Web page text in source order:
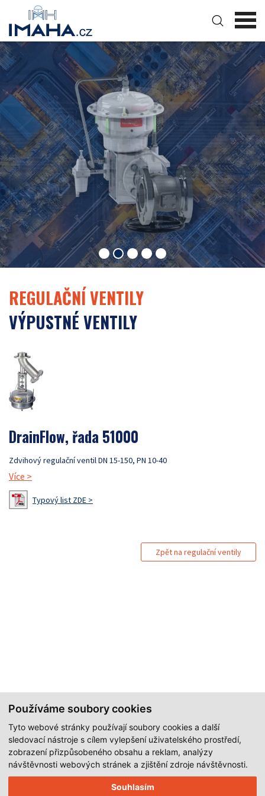
Používáme soubory cookies
Tyto webové stránky používají soubory cookies a další
sledovací nástroje s cílem vylepšení uživatelského prostředí,
zobrazení přizpůsobeného obsahu a reklam, analýzy
návštěvnosti webových stránek a zjištění zdroje návštěvnosti.
Souhlasím
REGULAČNÍ VENTILY
VÝPUSTNÉ VENTILY
DrainFlow, řada 51000
Zdvihový regulační ventil DN 15-150, PN 10-40
Více >
Typový list ZDE >
Zpět na regulační ventily